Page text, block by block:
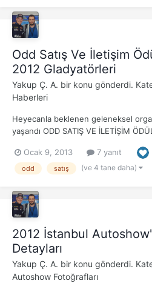
Odd Satış Ve İletişim
2012 Gladyatörleri
Yakup Ç. A. bir konu gönderdi.
Haberleri
Heyecanla beklenen geleneksel
yaşandı ODD SATIŞ VE İLETİŞİM
çatısı altında bulunduran Otomotiv
(ODD) markaların satış ve iletişim
Ocak 9, 2013 7 yanıt
odd satış (ve 4 tane daha)
2012 İstanbul
Detayları
Yakup Ç. A. bir konu gönderdi.
Autoshow Fotoğrafları